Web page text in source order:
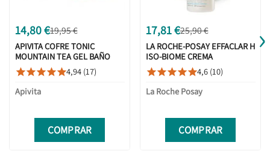
14,80 €19,95 €
APIVITA COFRE TONIC
MOUNTAIN TEA GEL BAÑO
250ML + LOCIÓN 250ML
4,94 (17)
Apivita
COMPRAR
17,81 €25,90 €
LA ROCHE-POSAY EFFACLAR H
ISO-BIOME CREMA
LIMPIADORA 390ML
4,6 (10)
La Roche Posay
COMPRAR
›